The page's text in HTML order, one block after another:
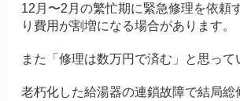
12月〜2月の繁忙期に緊急修理を依頼
り費用が割増になる場合があります。
また「修理は数万円で済む」と思って
老朽化した給湯器の連鎖故障で結局総